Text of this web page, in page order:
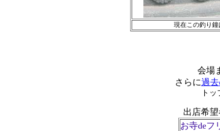
現在この釣り
会場
さらに過
ト
出店希
お寺de